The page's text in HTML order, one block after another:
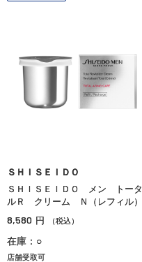
ＳＨＩＳＥＩＤＯ
ＳＨＩＳＥＩＤＯ メン トータ
ルＲ クリーム Ｎ（レフィル）
8,580 円 （税込）
在庫：○
店舗受取可